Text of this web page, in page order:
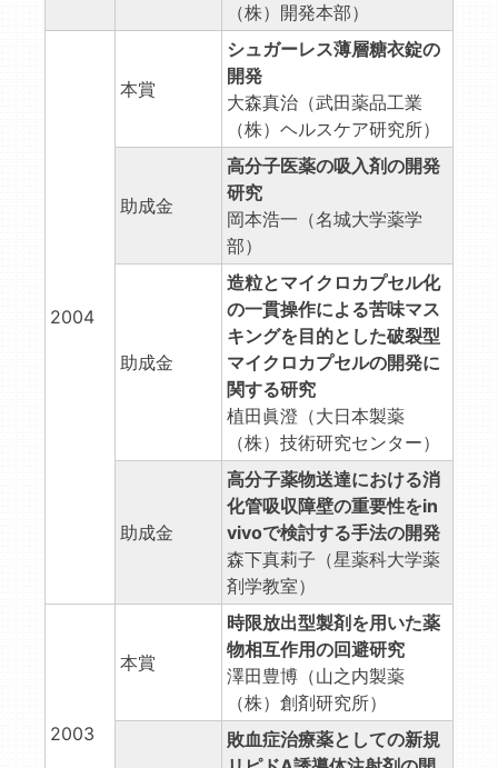
（株）開発本部）
2004
本賞
シュガーレス薄層糖衣錠の
開発
大森真治（武田薬品工業
（株）ヘルスケア研究所）
助成金
高分子医薬の吸入剤の開発
研究
岡本浩一（名城大学薬学
部）
助成金
造粒とマイクロカプセル化
の一貫操作による苦味マス
キングを目的とした破裂型
マイクロカプセルの開発に
関する研究
植田眞澄（大日本製薬
（株）技術研究センター）
助成金
高分子薬物送達における消
化管吸収障壁の重要性をin
vivoで検討する手法の開発
森下真莉子（星薬科大学薬
剤学教室）
2003
本賞
時限放出型製剤を用いた薬
物相互作用の回避研究
澤田豊博（山之内製薬
（株）創剤研究所）
敗血症治療薬としての新規